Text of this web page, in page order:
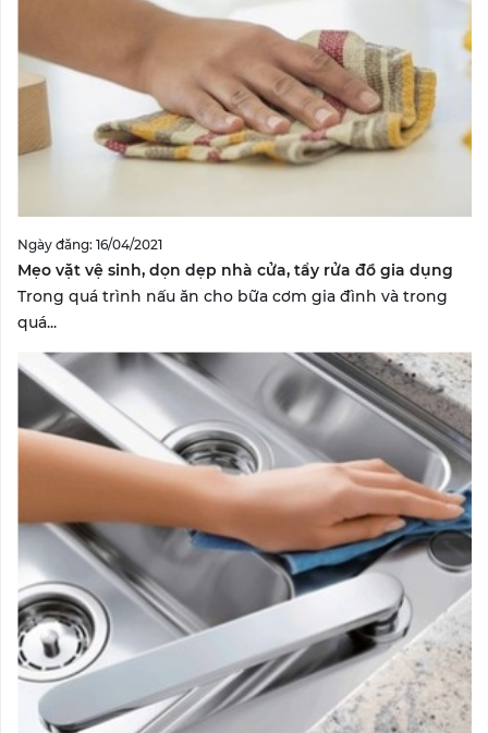
Ngày đăng: 16/04/2021
Mẹo vặt vệ sinh, dọn dẹp nhà cửa, tẩy rửa đồ gia dụng
Trong quá trình nấu ăn cho bữa cơm gia đình và trong
quá...